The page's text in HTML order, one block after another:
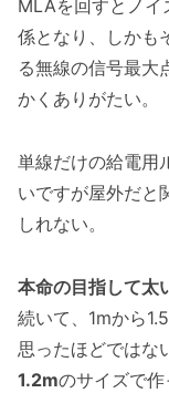
MLAを回すとノイ
係となり、しかも
る無線の信号最大
かくありがたい。
単線だけの給電用
いですが屋外だと
しれない。
本命の目指して太
続いて、1mから
思ったほどではな
1.2mのサイズで